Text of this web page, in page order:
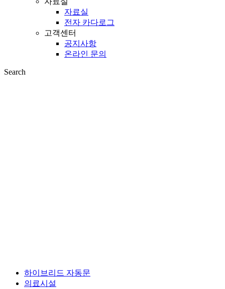
공지사항
온라인 문의